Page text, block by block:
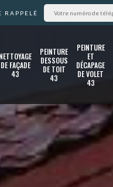
RAPPELÉ
NETTOYAGE
DE FAÇADE
43
PEINTURE
DESSOUS
DE TOIT
43
PEINTURE
ET
DÉCAPAGE
DE VOLET
43